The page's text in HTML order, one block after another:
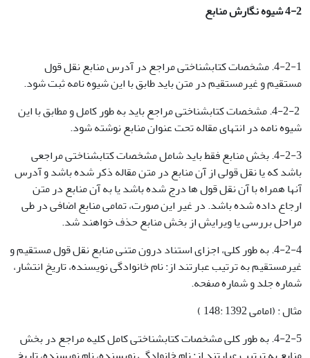
4-2شیوه نگارش منابع
4-2-1. مشخصات کتابشناختی مراجع در آدرس منابع نقل قول
مستقیم و غیرمستقیم در متن باید طابق با این شیوه نامه ثبت شود.
4-2-2. مشخصات کتابشناختی مراجع باید به طور کامل و مطابق با این
شیوه نامه در انتهای مقاله تحت عنوان منابع نوشته شود.
4-2-3. بخش منابع فقط باید شامل مشخصات کتابشناختی مراجعی
باشد که یا نقل قولی از آن منابع در متن مقاله ذکر شده باشد و آدرس
آنها همراه با آن نقل قول ها درج شده باشد یا به آن منابع در متن
ارجاع داده شده باشد. در غیر این صورت، تمامی منابع اضافی در طی
مراحل بررسی یا ویرایش از بخش منابع حذف خواهند شد.
4-2-4. به طور کلی، اجزای استناد درون متنی منابع نقل قول مستقیم و
غیرمستقیم به ترتیب عبارتند از: نام خانوادگی نویسنده، تاریخ انتشار،
شماره جلد و شماره صفحه.
مثال : (امامی 1392 :148 )
4-2-5. به طور کلی مشخصات کتابشناختی کامل کلیه مراجع در بخش